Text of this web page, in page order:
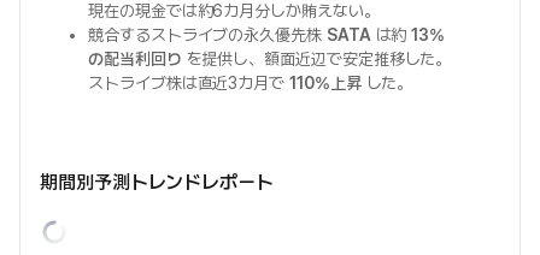
現在の現金では約6カ月分しか賄えない。
競合するストライブの永久優先株 SATA は約13%
の配当利回り を提供し、額面近辺で安定推移した。
ストライブ株は直近3カ月で110%上昇した。
期間別予測トレンドレポート